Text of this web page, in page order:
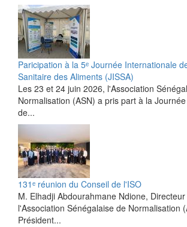
Paricipation à la 5ᵉ Journée Internationale
Sanitaire des Aliments (JISSA)
‎Les 23 et 24 juin 2026, l'Association
Normalisation (ASN) a pris part à la
de...
131ᵉ réunion du Conseil de l'ISO
M. Elhadji Abdourahmane Ndione,
l'Association Sénégalaise de Normalisation
Président...